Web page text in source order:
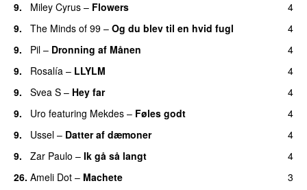
9.
Miley Cyrus – Flowers
4
9.
The Minds of 99 – Og du blev til en hvid fugl
4
9.
Pil – Dronning af Månen
4
9.
Rosalía – LLYLM
4
9.
Svea S – Hey far
4
9.
Uro featuring Mekdes – Føles godt
4
9.
Ussel – Datter af dæmoner
4
9.
Zar Paulo – Ik gå så langt
4
26. Ameli Dot – Machete
3